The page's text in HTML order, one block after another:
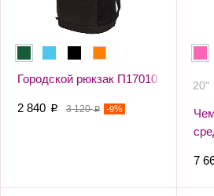
Городской рюкзак П17010
-9%
3 120p
2 840 p
20"
7